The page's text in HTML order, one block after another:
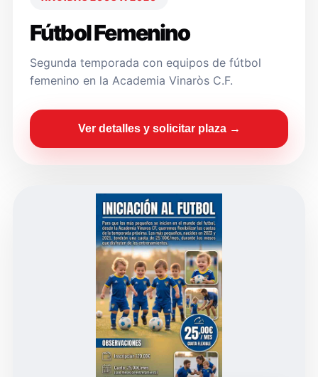
Fútbol Femenino
Segunda temporada con equipos de fútbol
femenino en la Academia Vinaròs C.F.
Ver detalles y solicitar plaza →